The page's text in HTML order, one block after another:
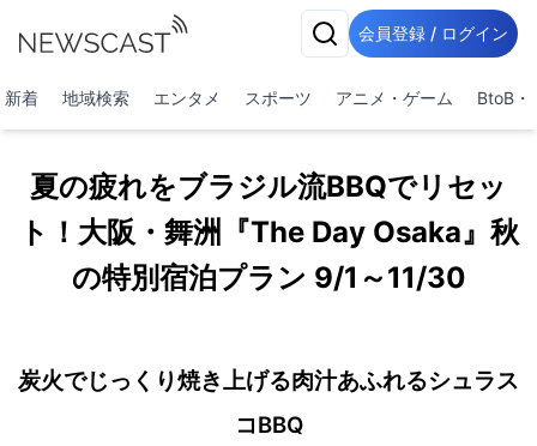
会員登録 / ログイン
新着 地域検索 エンタメ スポーツ アニメ・ゲーム BtoB・
夏の疲れをブラジル流BBQでリセッ
ト！大阪・舞洲『The Day Osaka』秋
の特別宿泊プラン 9/1～11/30
炭火でじっくり焼き上げる肉汁あふれるシュラス
コBBQ